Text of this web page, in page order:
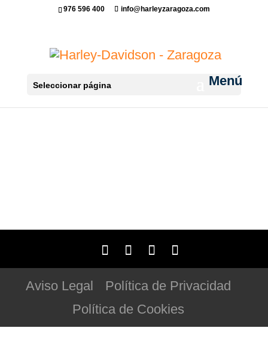
976 596 400 info@harleyzaragoza.com
Seleccionar página
Aviso Legal
Política de Privacidad
Política de Cookies